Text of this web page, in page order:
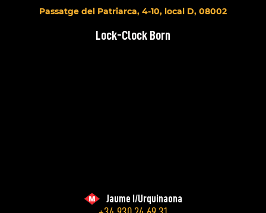
Passatge del Patriarca, 4-10, local D, 08002
Lock-Clock Born
Jaume I/Urquinaona